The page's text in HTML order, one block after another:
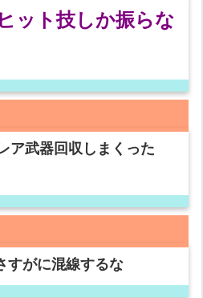
ット技しか振らな
ア武器回収しまくった
すがに混線するな